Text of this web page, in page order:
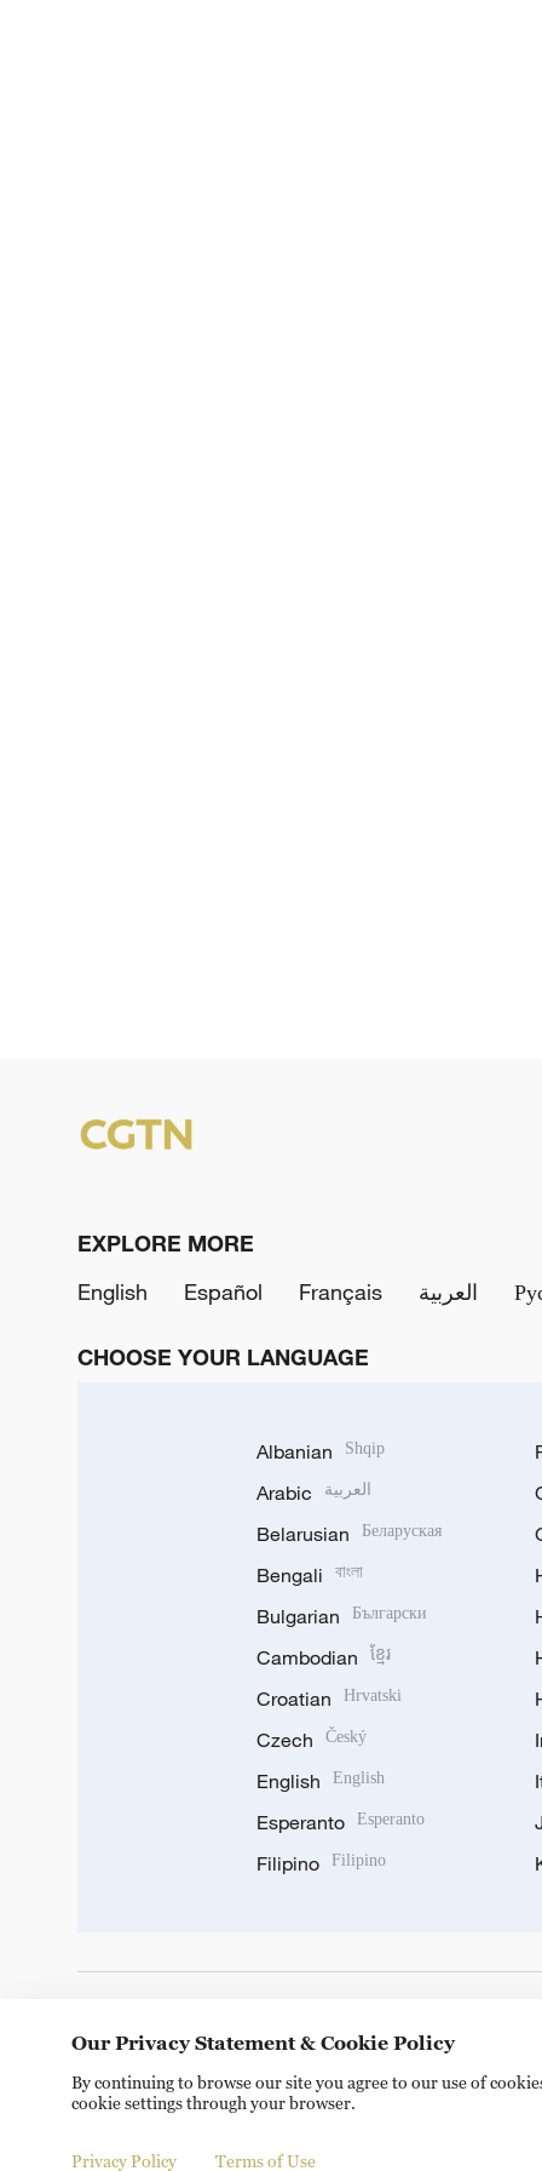
EXPLORE MORE
English
Español Français العربية
CHOOSE YOUR LANGUAGE
Albanian Shqip
Arabic العربية
Belarusian Беларуская
Bengali বাংলা
Bulgarian Български
Cambodian ខ្មែរ
Croatian Hrvatski
Czech Český
English English
Esperanto Esperanto
Filipino Filipino
Copyright © 2024 CGTN. 京ICP备20000184号
Our Privacy Statement & Cookie Policy
By continuing to browse our site you agree to our use of
cookie settings through your browser.
Privacy Policy Terms of Use